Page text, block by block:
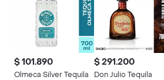
$ 101.890
Olmeca Silver Tequila
$ 291.200
Don Julio Tequila